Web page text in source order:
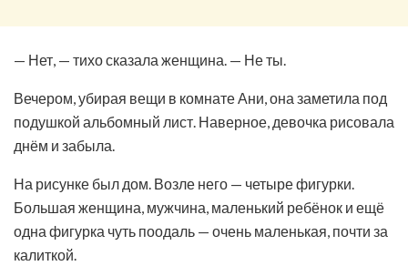
— Нет, — тихо сказала женщина. — Не ты.
Вечером, убирая вещи в комнате Ани, она заметила под
подушкой альбомный лист. Наверное, девочка рисовала
днём и забыла.
На рисунке был дом. Возле него — четыре фигурки.
Большая женщина, мужчина, маленький ребёнок и ещё
одна фигурка чуть поодаль — очень маленькая, почти за
калиткой.